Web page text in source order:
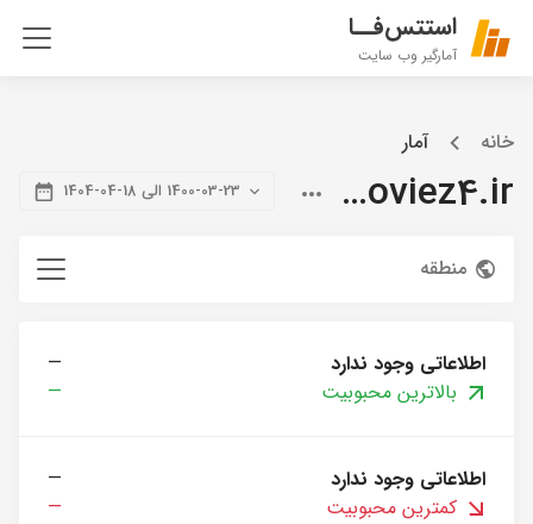
استتس‌فــا
آمارگیر وب سایت
خانه آمار
citymoviez4.ir 1400-03-23 الی 18-04-1404
منطقه
اطلاعاتی وجود ندارد
—
بالاترین محبوبیت
—
اطلاعاتی وجود ندارد
—
کمترین محبوبیت
—